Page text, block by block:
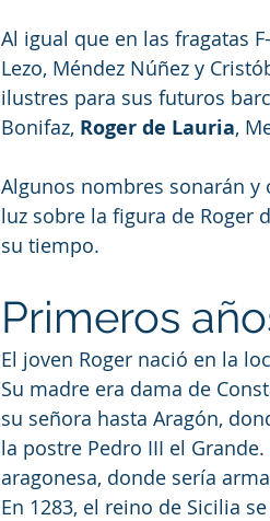
Al igual que en las fragatas
Lezo, Méndez Núñez y
ilustres para sus futuros
Bonifaz, Roger de Lauria,
Algunos nombres sonarán
luz sobre la figura de Roger
su tiempo.
Primeros
El joven Roger nació en la
Su madre era dama de
su señora hasta Aragón,
la postre Pedro III el
aragonesa, donde sería
En 1283, el reino de Sicilia